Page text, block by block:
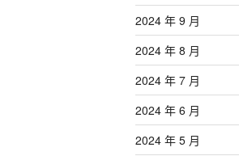
2024 年 9 月
2024 年 8 月
2024 年 7 月
2024 年 6 月
2024 年 5 月